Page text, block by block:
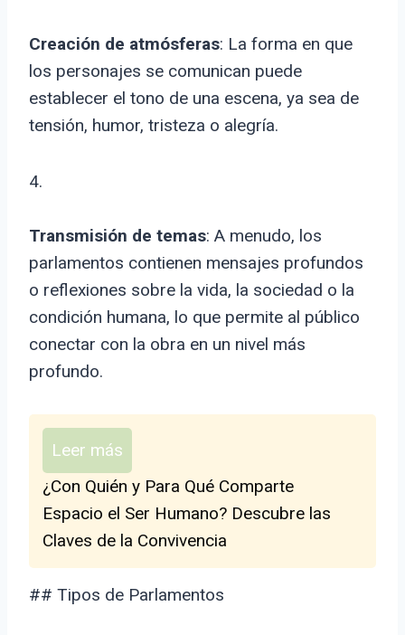
Creación de atmósferas: La forma en que
los personajes se comunican puede
establecer el tono de una escena, ya sea de
tensión, humor, tristeza o alegría.
4.
Transmisión de temas: A menudo, los
parlamentos contienen mensajes profundos
o reflexiones sobre la vida, la sociedad o la
condición humana, lo que permite al público
conectar con la obra en un nivel más
profundo.
Leer más
¿Con Quién y Para Qué Comparte
Espacio el Ser Humano? Descubre las
Claves de la Convivencia
## Tipos de Parlamentos